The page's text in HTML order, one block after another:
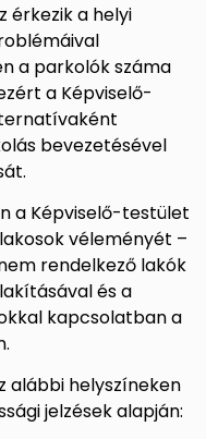
érkezik a helyi
a parkolók száma
a Képviselő-
bevezetésével
a Képviselő-testület
véleményét –
rendelkező lakók
és a
kapcsolatban a
alábbi helyszíneken
jelzések alapján: